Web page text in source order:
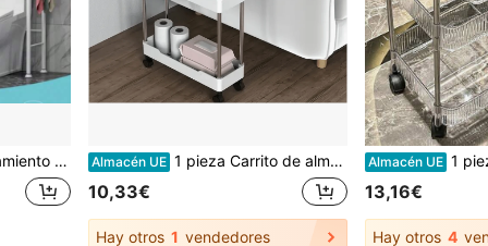
para lavabo de baño Almacén UE 1 pieza Carrito de almacenamiento ultra delgado con ruedas, estantería móvil de almacenamiento para baño, estantería de almacenamiento multiusos, estantería de almacenamiento para espacios estrechos de baño, accesorios de baño
10,33€
Hay otros 1 vendedores
Almacén UE 1 pieza Carrito con ruedas de 2/3/4 niveles, Carrito de
13,16€
Hay otros 4